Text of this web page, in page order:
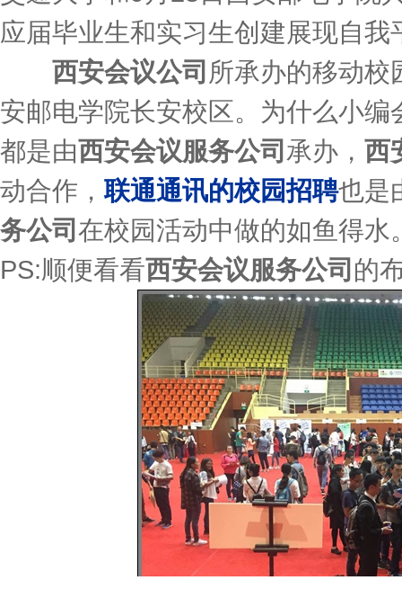
应届毕业生和实习生创建展现自我
西安会议公司 所承办的移动校
安邮电学院长安校区。为什么小
都是由西安会议服务公司 承办， 西
动合作，联通通讯的校园招聘也是
务公司 在校园活动中做的如鱼得
PS:顺便看看西安会议服务公司 的